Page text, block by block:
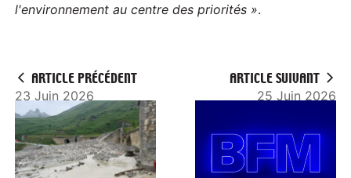
l'environnement au centre des priorités ».
ARTICLE PRÉCÉDENT
23 Juin 2026
ARTICLE SUIVANT
25 Juin 2026